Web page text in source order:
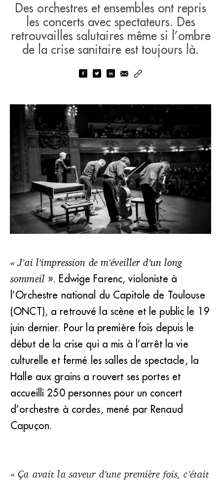
Des orchestres et ensembles ont repris
les concerts avec spectateurs. Des
retrouvailles salutaires même si l’ombre
de la crise sanitaire est toujours là.
Le Banquet céleste s'est produit devant 200 spectateurs
masqués à l'Opéra de Rennes le 20 juin. (Julien Mignot)
« J’ai l’impression de m’éveiller d’un long
sommeil ». Edwige Farenc, violoniste à
l’Orchestre national du Capitole de Toulouse
(ONCT), a retrouvé la scène et le public le 19
juin dernier. Pour la première fois depuis le
début de la crise qui a mis à l’arrêt la vie
culturelle et fermé les salles de spectacle, la
Halle aux grains a rouvert ses portes et
accueilli 250 personnes pour un concert
d’orchestre à cordes, mené par Renaud
Capuçon.
«Ça avait la saveur d’une première fois, c’était